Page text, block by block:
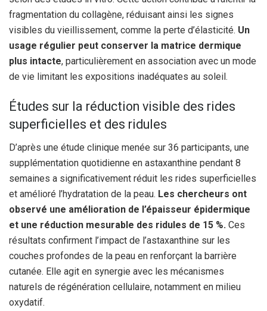
fragmentation du collagène, réduisant ainsi les signes
visibles du vieillissement, comme la perte d’élasticité. Un
usage régulier peut conserver la matrice dermique
plus intacte, particulièrement en association avec un mode
de vie limitant les expositions inadéquates au soleil.
Études sur la réduction visible des rides
superficielles et des ridules
D’après une étude clinique menée sur 36 participants, une
supplémentation quotidienne en astaxanthine pendant 8
semaines a significativement réduit les rides superficielles
et amélioré l’hydratation de la peau. Les chercheurs ont
observé une amélioration de l’épaisseur épidermique
et une réduction mesurable des ridules de 15 %. Ces
résultats confirment l’impact de l’astaxanthine sur les
couches profondes de la peau en renforçant la barrière
cutanée. Elle agit en synergie avec les mécanismes
naturels de régénération cellulaire, notamment en milieu
oxydatif.